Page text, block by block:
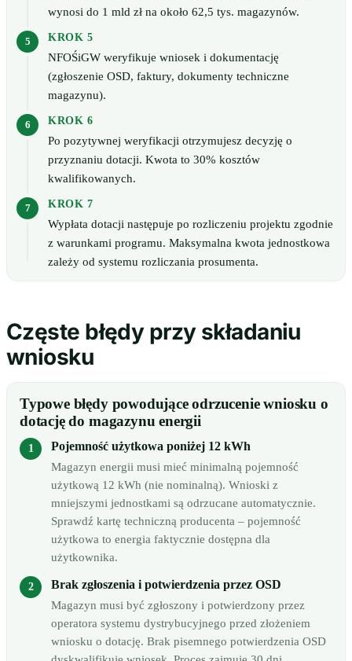
wynosi do 1 mld zł na około 62,5 tys. magazynów.
KROK 5
NFOŚiGW weryfikuje wniosek i dokumentację
(zgłoszenie OSD, faktury, dokumenty techniczne
magazynu).
KROK 6
Po pozytywnej weryfikacji otrzymujesz decyzję o
przyznaniu dotacji. Kwota to 30% kosztów
kwalifikowanych.
KROK 7
Wypłata dotacji następuje po rozliczeniu projektu zgodnie
z warunkami programu. Maksymalna kwota jednostkowa
zależy od systemu rozliczania prosumenta.
Częste błędy przy składaniu
wniosku
Typowe błędy powodujące odrzucenie wniosku o
dotację do magazynu energii
Pojemność użytkowa poniżej 12 kWh
Magazyn energii musi mieć minimalną pojemność
użytkową 12 kWh (nie nominalną). Wnioski z
mniejszymi jednostkami są odrzucane automatycznie.
Sprawdź kartę techniczną producenta – pojemność
użytkowa to energia faktycznie dostępna dla
użytkownika.
Brak zgłoszenia i potwierdzenia przez OSD
Magazyn musi być zgłoszony i potwierdzony przez
operatora systemu dystrybucyjnego przed złożeniem
wniosku o dotację. Brak pisemnego potwierdzenia OSD